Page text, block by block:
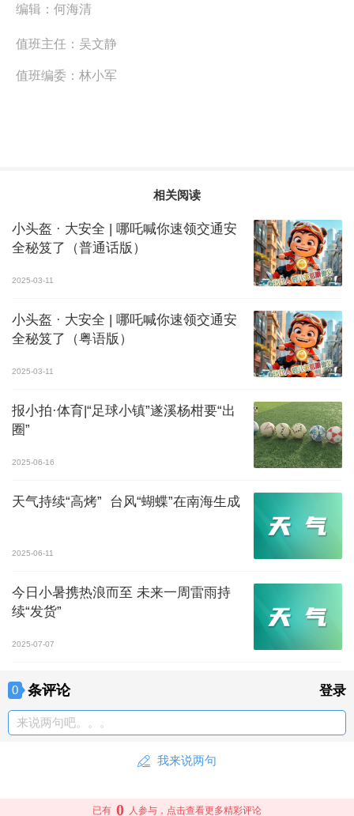
编辑： 何海清
值班主任： 吴文静
值班编委： 林小军
相关阅读
小头盔 · 大安全 | 哪吒喊你速领交通安
全秘笈了（普通话版）
2025-03-11
小头盔 · 大安全 | 哪吒喊你速领交通安
全秘笈了（粤语版）
2025-03-11
报小拍·体育|“足球小镇”遂溪杨柑要“出
圈”
2025-06-16
天气持续“高烤” 台风“蝴蝶”在南海生成
2025-06-11
今日小暑携热浪而至 未来一周雷雨持
续“发货”
2025-07-07
0 条评论 登录
来说两句吧。。。
我来说两句
已有 0 人参与，点击查看更多精彩评论